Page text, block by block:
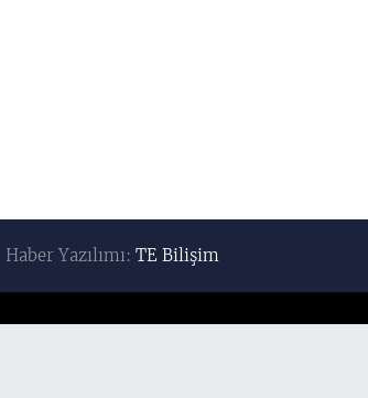
Haber Yazılımı:TE Bilişim